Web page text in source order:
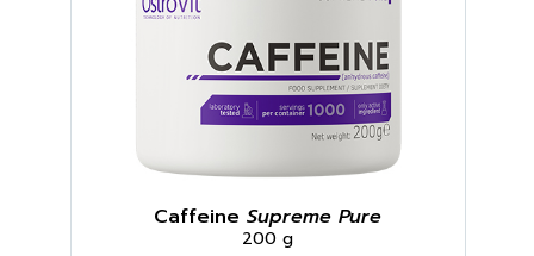
CaffeineSupreme Pure
200 g